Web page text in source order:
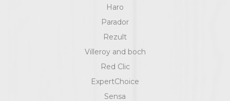
Haro
Parador
Rezult
Villeroy and boch
Red Clic
ExpertChoice
Sensa